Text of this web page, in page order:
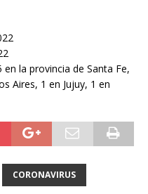
la provincia de Santa Fe,
Aires, 1 en Jujuy, 1 en
CORONAVIRUS